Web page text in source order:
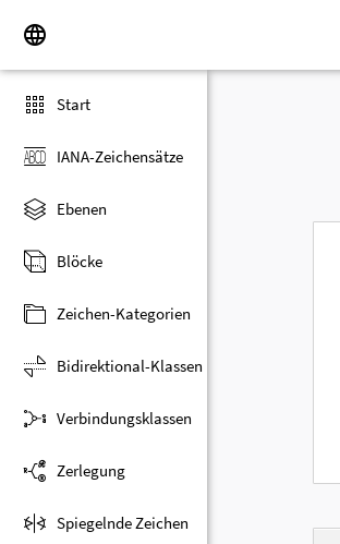
Start
IANA-Zeichensätze
Ebenen
Blöcke
Zeichen-Kategorien
Bidirektional-Klassen
Verbindungsklassen
Zerlegung
Spiegelnde Zeichen